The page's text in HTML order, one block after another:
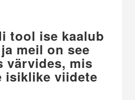
tool ise kaalub
meil on see
värvides, mis
isiklike viidete